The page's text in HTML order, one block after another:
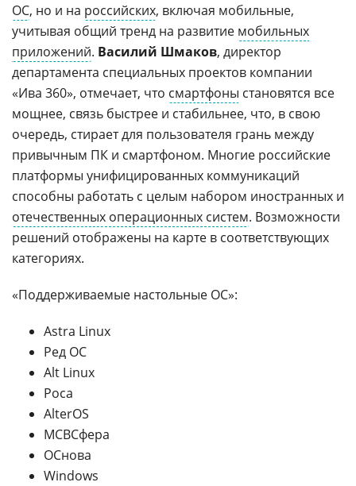
ОС, но и на российских, включая мобильные,
учитывая общий тренд на развитие мобильных
приложений. Василий Шмаков, директор
департамента специальных проектов компании
«Ива 360», отмечает, что смартфоны становятся все
мощнее, связь быстрее и стабильнее, что, в свою
очередь, стирает для пользователя грань между
привычным ПК и смартфоном. Многие российские
платформы унифицированных коммуникаций
способны работать с целым набором иностранных и
отечественных операционных систем. Возможности
решений отображены на карте в соответствующих
категориях.
«Поддерживаемые настольные ОС»:
Astra Linux
Ред ОС
Alt Linux
Роса
AlterOS
МСВСфера
ОСнова
Windows